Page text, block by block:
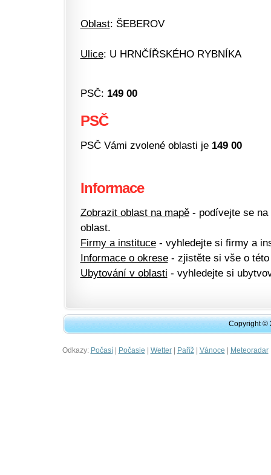
Oblast: ŠEBEROV
Ulice: U HRNČÍŘSKÉHO RYBNÍKA
PSČ: 149 00
PSČ
PSČ Vámi zvolené oblasti je 149 00
Informace
Zobrazit oblast na mapě- podívejte se na
oblast.
Firmy a instituce- vyhledejte si firmy a
Informace o okrese- zjistěte si vše o této
Ubytování v oblasti - vyhledejte si
Copyright ©
Odkazy: Počasí| Počasie | Wetter| Paříž| Vánoce | Meteoradar